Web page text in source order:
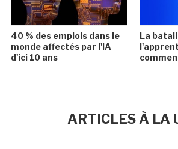
40 % des emplois dans le
monde affectés par l'IA
d'ici 10 ans
La
ARTICLES À LA